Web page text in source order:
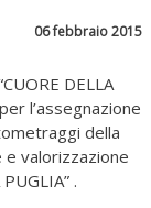
06 febbraio 2015
DELLA
l’assegnazione
della
e valorizzazione
.